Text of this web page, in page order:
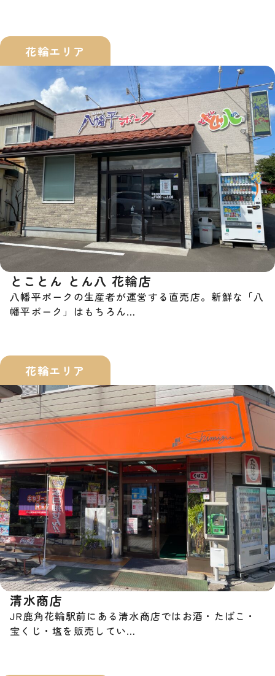
花輪エリア
とことん とん八 花輪店
八幡平ポークの生産者が運営する直売店。新鮮な「八
幡平ポーク」はもちろん…
花輪エリア
清水商店
JR鹿角花輪駅前にある清水商店ではお酒・たばこ・
宝くじ・塩を販売してい…